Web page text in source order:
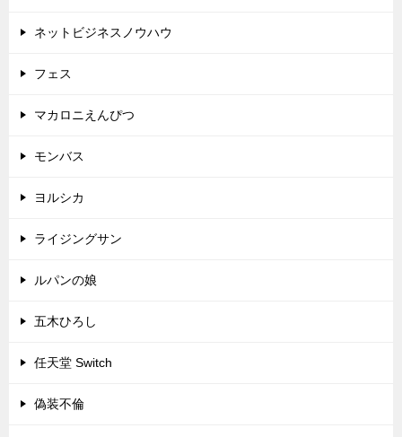
ネットビジネスノウハウ
フェス
マカロニえんぴつ
モンバス
ヨルシカ
ライジングサン
ルパンの娘
五木ひろし
任天堂 Switch
偽装不倫